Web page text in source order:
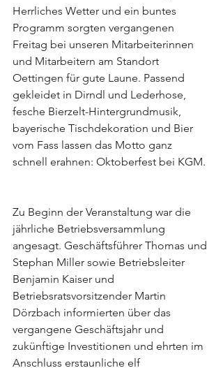
Herrliches Wetter und ein buntes
Programm sorgten vergangenen
Freitag bei unseren Mitarbeiterinnen
und Mitarbeitern am Standort
Oettingen für gute Laune. Passend
gekleidet in Dirndl und Lederhose,
fesche Bierzelt-Hintergrundmusik,
bayerische Tischdekoration und Bier
vom Fass lassen das Motto ganz
schnell erahnen: Oktoberfest bei KGM.
Zu Beginn der Veranstaltung war die
jährliche Betriebsversammlung
angesagt. Geschäftsführer Thomas und
Stephan Miller sowie Betriebsleiter
Benjamin Kaiser und
Betriebsratsvorsitzender Martin
Dörzbach informierten über das
vergangene Geschäftsjahr und
zukünftige Investitionen und ehrten im
Anschluss erstaunliche elf